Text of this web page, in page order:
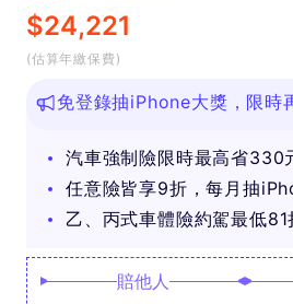
$24,221
(估算年繳保費)
免登錄抽iPhone大獎，限時
汽車強制險限時最高省330
任意險皆享9折，每月抽
乙、丙式車體險約駕最低81
賠他人